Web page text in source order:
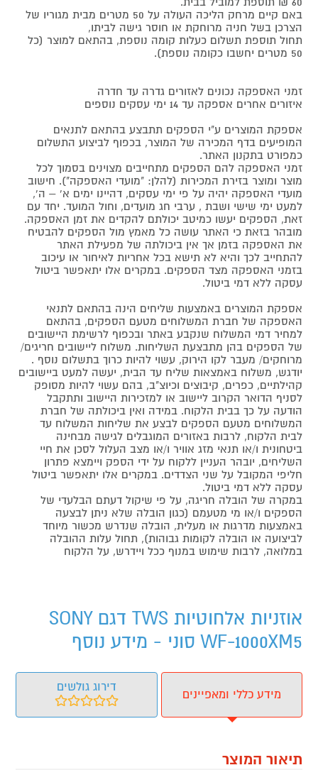
באם קיים מרחק הליכה העולה על 50 מטרים מבית מגוריו של
הצרכן בשל חניה מרוחקת או חוסר גישה לביתו,
תחול תוספת תשלום כעלות קומה נוספת, בהתאם למוצר (כל
50 מטרים יחשבו כקומה נוספת).
זמני האספקה נכונים לאזורים גדרה עד חדרה
איזורים אחרים אספקה עד 14 ימי עסקים נוספים
אספקת המוצרים ע"י הספקים תתבצע בהתאם לתנאים
המופיעים בדף המכירה של המוצר, בכפוף לביצוע התשלום
כמפורט בתקנון האתר.
זמני האספקה להם הספקים מתחייבים מצוינים בסמוך לכל
מוצר ומוצר בזירת המכירות (להלן: "מועדי האספקה"). חישוב
מועדי האספקה יהיה על פי ימי עסקים, דהיינו ימים א' – ה',
למעט ימי שישי ושבת , ערבי חג מועדים, וחול המועד. יחד עם
זאת, הספקים יעשו כמיטב יכולתם להקדים את זמן האספקה.
מובהר בזאת כי האתר עושה כל מאמץ מול הספקים להבטיח
את האספקה בזמן אך אין ביכולתה של מפעילת האתר
להתחייב לכך והיא לא תישא בכל אחריות לאיחור או עיכוב
בזמני האספקה מצד הספקים. במקרים אלו יתאפשר ביטול
עסקה ללא דמי ביטול.
אספקת המוצרים באמצעות שליחים הינה בהתאם לתנאי
האספקה של חברת המשלוחים מטעם הספקים, בהתאם
למחיר דמי המשלוח שנקבע באתר ובכפוף לרשימת היישובים
של הספקים בהן מתבצעת השליחות. משלוח ליישובים חריגים/
מרוחקים/ מעבר לקו הירוק, עשוי להיות כרוך בתשלום נוסף .
יודגש, משלוח באמצאות שליח עד הבית, יעשה למעט ביישובים
קהילתיים, כפרים, קיבוצים וכיוצ"ב, בהם עשוי להיות מסופק
לסניף הדואר הקרוב ליישוב או למזכירות היישוב ותתקבל
הודעה על כך בבית הלקוח. במידה ואין ביכולתה של חברת
המשלוחים מטעם הספקים לבצע את שליחות המשלוח עד
לבית הלקוח, לרבות באזורים המוגבלים לגישה מבחינה
ביטחונית ו/או תנאי מזג אוויר ו/או מצב העלול לסכן את חיי
השליחים, יובהר העניין ללקוח על ידי הספק ויימצא פתרון
חליפי המקובל על שני הצדדים. במקרים אלו יתאפשר ביטול
עסקה ללא דמי ביטול.
במקרה של הובלה חריגה, על פי שיקול דעתם הבלעדי של
הספקים ו/או מי מטעמם (כגון הובלה שלא ניתן לבצעה
באמצעות מדרגות או מעלית, הובלה שנדרש מכשור מיוחד
לביצועה או הובלה לקומות גבוהות), תחול עלות ההובלה
במלואה, לרבות שימוש במנוף ככל ויידרש, על הלקוח
אוזניות אלחוטיות TWS דגם SONY
WF-1000XM5 סוני - מידע נוסף
מידע כללי ומאפיינים
דירוג גולשים
תיאור המוצר